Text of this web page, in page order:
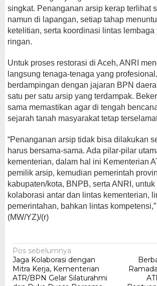
singkat. Penanganan arsip kerap terlihat
namun di lapangan, setiap tahap
ketelitian, serta koordinasi lintas lembaga
ringan.
Untuk proses restorasi di Aceh, ANRI
langsung tenaga-tenaga yang
berdampingan dengan jajaran BPN
satu per satu arsip yang terdampak.
sama memastikan agar di tengah
sejarah tanah masyarakat tetap
“Penanganan arsip tidak bisa dilakukan
harus bersama-sama. Ada pilar-pilar
kementerian, dalam hal ini Kementerian
pemilik arsip, kemudian pemerintah
kabupaten/kota, BNPB, serta ANRI,
kolaborasi antar dan lintas kementerian,
pemerintahan, bahkan lintas
(MW/YZ)/(r)
Navigasi
pos
Pos sebelumnya
Jaga Kolaborasi dengan
Mitra Kerja, Kementerian
ATR/BPN Gelar Silaturahmi